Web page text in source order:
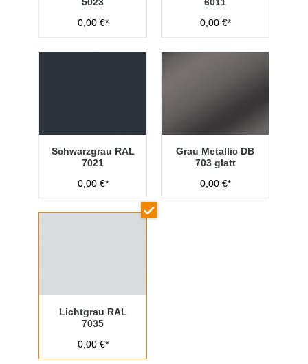
0,00 €*
0,00 €*
Schwarzgrau RAL
7021
0,00 €*
Grau Metallic DB
703 glatt
0,00 €*
Lichtgrau RAL
7035
0,00 €*